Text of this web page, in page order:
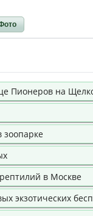
Пионеров на
зоопарке
в Москве
экзотических